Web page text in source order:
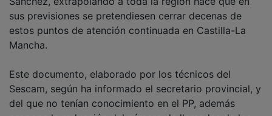
sus previsiones se pretendiesen cerrar decenas de
estos puntos de atención continuada en Castilla-La
Mancha.
Sescam, según ha informado el secretario provincial, y
del que no tenían conocimiento en el PP, además
propone la reducción del número de llamadas de los